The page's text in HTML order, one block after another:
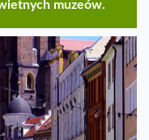
muzeów.